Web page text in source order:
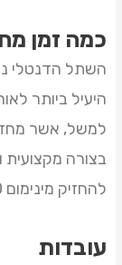
כמה זמן
השתל הדנטלי
היעיל ביותר
בצורה מקצועית
להחזיק מינימום 10 שנים ואפילו חיים שלמים!
עובדות